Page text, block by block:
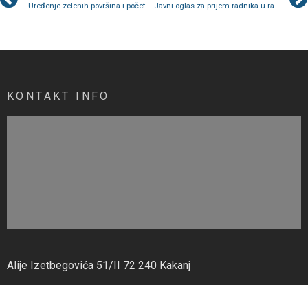
Uređenje zelenih površina i početak sadnje prvih sadnica cvijeća i ukrasnog bilja Javni oglas za prijem radnika u radni odnos na određeno vrijeme
KONTAKT INFO
Alije Izetbegovića 51/II 72 240 Kakanj